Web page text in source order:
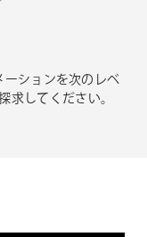
ションを次のレベ
求してください。